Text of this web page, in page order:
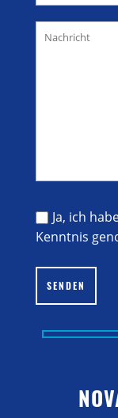
Ja, ich
Kenntnis
Bitte lasse
SENDEN